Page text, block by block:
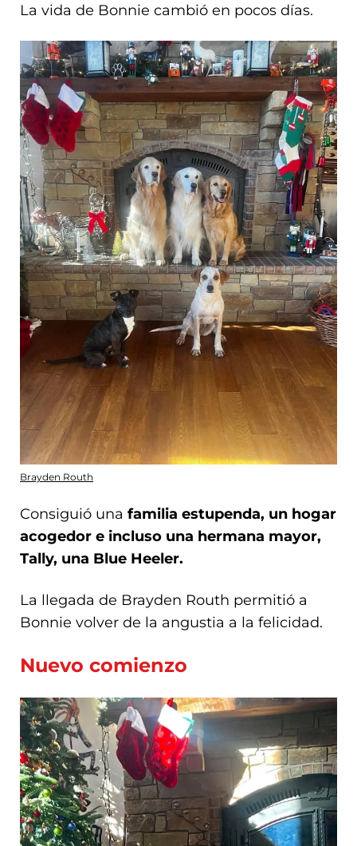
La vida de Bonnie cambió en pocos días.
Brayden Routh
Consiguió una familia estupenda, un hogar
acogedor e incluso una hermana mayor,
Tally, una Blue Heeler.
La llegada de Brayden Routh permitió a
Bonnie volver de la angustia a la felicidad.
Nuevo comienzo